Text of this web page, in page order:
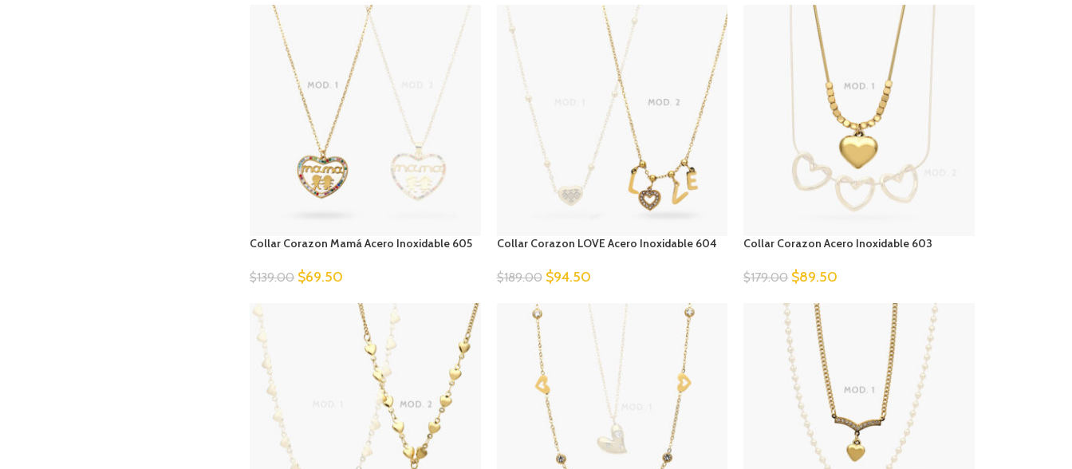
Collar Corazon Mamá Acero Inoxidable 605
$139.00 $69.50
Collar Corazon LOVE Acero Inoxidable 604
$189.00 $94.50
Collar Corazon Acero Inoxidable 603
$179.00 $89.50